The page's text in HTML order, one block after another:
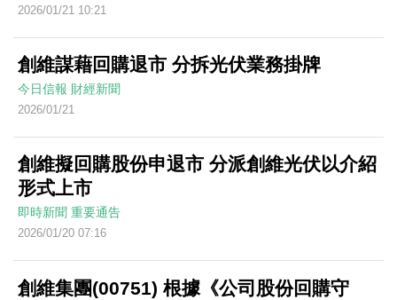
2026/01/21 10:21
創維謀藉回購退市 分拆光伏業務掛牌
今日信報 財經新聞
2026/01/21
創維擬回購股份申退市 分派創維光伏以介紹
形式上市
即時新聞 重要通告
2026/01/20 07:16
創維集團(00751) 根據《公司股份回購守